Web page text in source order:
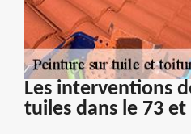
Les interventions
tuiles dans le 73 et